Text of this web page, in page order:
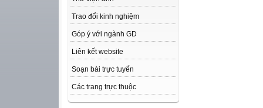
Trao đổi kinh nghiệm
Góp ý với ngành GD
Liên kết website
Soạn bài trực tuyến
Các trang trực thuộc